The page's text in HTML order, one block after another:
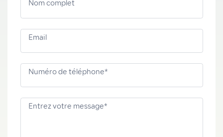
Nom complet
Email
Numéro de téléphone*
Entrez votre message*